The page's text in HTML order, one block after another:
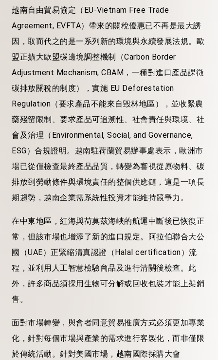
越南自由貿易協定（EU-Vietnam Free Trade
Agreement, EVFTA）帶來的關稅優惠已不再是最大誘
因，取而代之的是一系列新的環境與永續發展法規。歐
盟正擴大歐盟碳邊境調整機制（Carbon Border
Adjustment Mechanism, CBAM，一種對進口產品課徵
碳排放關稅的制度），實施 EU Deforestation
Regulation（要求產品不能來自毀林地區），並收緊農
藥殘留限制、要求產品可追溯性、社會責任與環境、社
會及治理（Environmental, Social, and Governance,
ESG）合規證明。越南駐荷蘭貿易辦事處表示，歐洲市
場已從僅檢查最終產品品質，轉變為審視從原物料、碳
排放到勞動條件與環境責任的整個供應鏈，這是一項長
期趨勢，越南企業需系統性投資才能維持競爭力。
在中東地區，紅海與荷莫茲海峽的航運中斷後已恢復正
常，但該市場也增添了新的進口規定。阿拉伯聯合大公
國（UAE）正緊縮清真認證（Halal certification）流
程，並利用人工智慧檢驗商品及進行清關後檢查。此
外，許多商品須採用生物可分解或回收包裝才能上架銷
售。
面對市場轉變，與會者同意貿易推廣方式必須更加專業
化，針對每個市場與產業的需求進行客製化，而非僅限
於傳統活動。針對美國市場，越南國際採購大會